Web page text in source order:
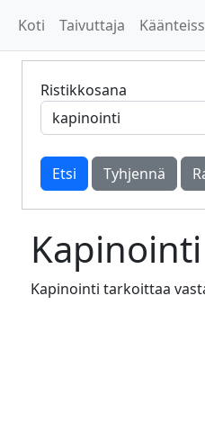
Koti Taivuttaja
Ristikkosana
Tyhjennä
Kapinointi
Kapinointi tarkoittaa